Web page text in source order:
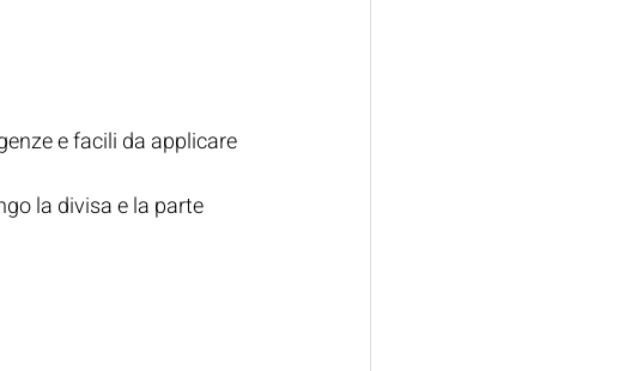
e facili da applicare
la divisa e la parte